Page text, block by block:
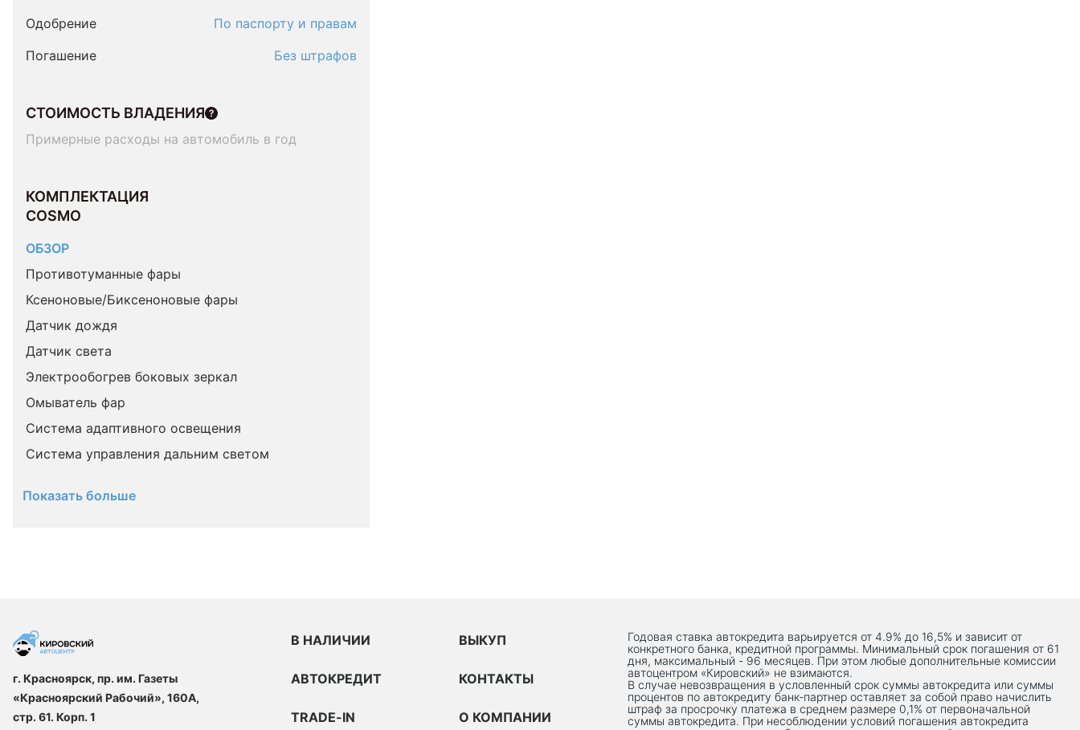
Одобрение
По паспорту и правам
Погашение
Без штрафов
СТОИМОСТЬ ВЛАДЕНИЯ
Примерные расходы на автомобиль в год
КОМПЛЕКТАЦИЯ
COSMO
ОБЗОР
Противотуманные фары
Ксеноновые/Биксеноновые фары
Датчик дождя
Датчик света
Электрообогрев боковых зеркал
Омыватель фар
Система адаптивного освещения
Система управления дальним светом
Показать больше
г. Красноярск, пр. им. Газеты
«Красноярский Рабочий», 160А,
стр. 61. Корп. 1
В НАЛИЧИИ
АВТОКРЕДИТ
TRADE-IN
ВЫКУП
КОНТАКТЫ
О КОМПАНИИ
Годовая ставка автокредита варьируется от 4.9% до 16,5% и зависит от
конкретного банка, кредитной программы. Минимальный срок погашения от 61
дня, максимальный - 96 месяцев. При этом любые дополнительные комиссии
автоцентром «Кировский» не взимаются.
В случае невозвращения в условленный срок суммы автокредита или суммы
процентов по автокредиту банк-партнер оставляет за собой право начислить
штраф за просрочку платежа в среднем размере 0,1% от первоначальной
суммы автокредита. При несоблюдении условий погашения автокредита